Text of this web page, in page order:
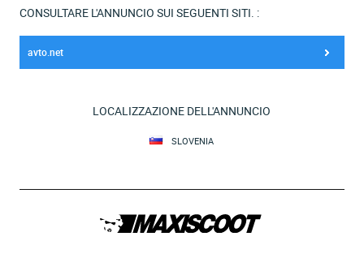
CONSULTARE L'ANNUNCIO SUI SEGUENTI SITI. :
avto.net
LOCALIZZAZIONE DELL'ANNUNCIO
SLOVENIA